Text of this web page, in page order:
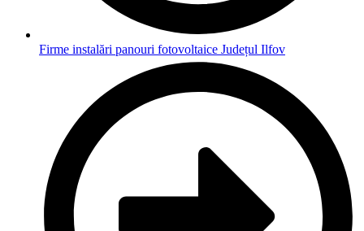
Firme instalări panouri fotovoltaice Județul Ilfov